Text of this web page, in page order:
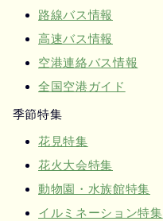
路線バス情報
高速バス情報
空港連絡バス情報
全国空港ガイド
季節特集
花見特集
花火大会特集
動物園・水族館特集
イルミネーション特集